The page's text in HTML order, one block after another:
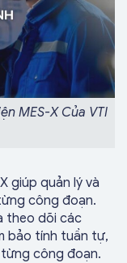
MES-X Của VTI
giúp quản lý và
công đoạn.
theo dõi các
bảo tính tuần tự,
công đoạn.